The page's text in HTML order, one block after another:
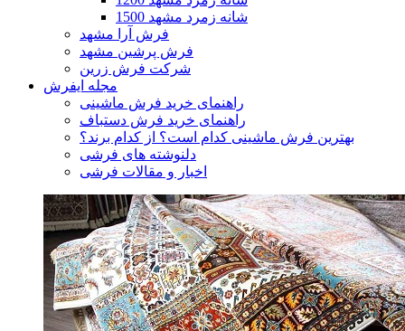
1500 شانه زمرد مشهد
فرش آرا مشهد
فرش پرشین مشهد
شرکت فرش زرین
مجله ایفرش
راهنمای خرید فرش ماشینی
راهنمای خرید فرش دستباف
بهترین فرش ماشینی کدام است؟ از کدام برند؟
دلنوشته های فرشی
اخبار و مقالات فرشی